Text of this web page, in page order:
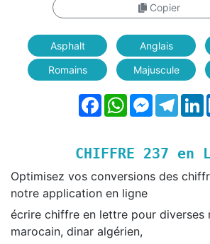
Copier
Asphalt Anglais
Romains
Majuscule
FacebookWhatsAppMessenger
CHIFFRE 237 en
Optimisez vos conversions des
notre application en ligne
écrire chiffre en lettre pour diverses
marocain, dinar algérien,